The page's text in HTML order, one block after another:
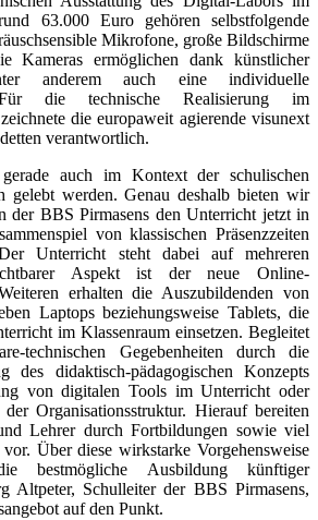
63.000 Euro gehören selbstfolgende
Mikrofone, große Bild­schirme
Kameras ermöglichen dank künstlicher
anderem auch eine individuelle
Für die technische Realisierung im
die europaweit agierende visunext
verantwortlich.
auch im Kontext der schulischen
gelebt werden. Genau deshalb bieten wir
der BBS Pirmasens den Unterricht jetzt in
von klassischen Präsenzzeiten
Unterricht steht dabei auf mehreren
Aspekt ist der neue Online-
erhalten die Auszubildenden von
Laptops beziehungsweise Tablets, die
im Klassen­raum einsetzen. Begleitet
technischen Gegebenheiten durch die
des didaktisch-pädagogischen Konzepts
von digitalen Tools im Unterricht oder
Organisationsstruktur. Hierauf bereiten
Lehrer durch Fortbildungen sowie viel
Über diese wirkstarke Vorge­hensweise
bestmögliche Ausbildung künftiger
Altpeter, Schulleiter der BBS Pirmasens,
auf den Punkt.